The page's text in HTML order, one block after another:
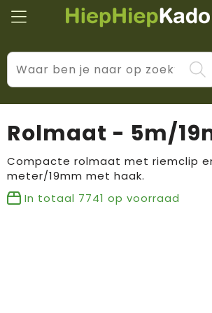
Kantoor & schrijfwaren
Tassen & reizen
Levensstijl
BIC
Brandflavours
Rolmaat - 5m/
Compacte rolmaat met riemclip
meter/19mm met haak.
In totaal 7741 op voorraad